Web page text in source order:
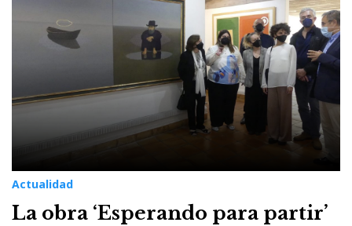
Actualidad
La obra ‘Esperando para partir’